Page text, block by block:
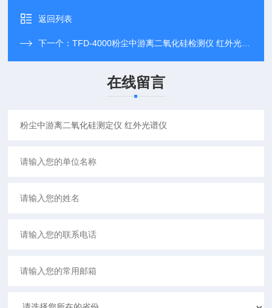
返回列表
下一个：TFD-4000粉尘中游离二氧化硅检测仪 红外光谱仪
在线留言